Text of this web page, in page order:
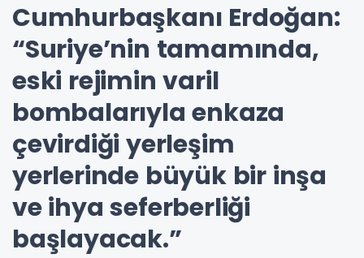
Cumhurbaşkanı Erdoğan:
“Suriye’nin tamamında,
eski rejimin varil
bombalarıyla enkaza
çevirdiği yerleşim
yerlerinde büyük bir inşa
ve ihya seferberliği
başlayacak.”